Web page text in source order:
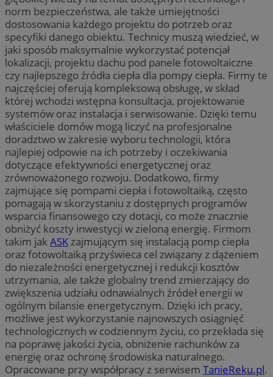
norm bezpieczeństwa, ale także umiejętności
dostosowania każdego projektu do potrzeb oraz
specyfiki danego obiektu. Technicy muszą wiedzieć, w
jaki sposób maksymalnie wykorzystać potencjał
lokalizacji, projektu dachu pod panele fotowoltaiczne
czy najlepszego źródła ciepła dla pompy ciepła. Firmy te
najczęściej oferują kompleksową obsługę, w skład
której wchodzi wstępna konsultacja, projektowanie
systemów oraz instalacja i serwisowanie. Dzięki temu
właściciele domów mogą liczyć na profesjonalne
doradztwo w zakresie wyboru technologii, która
najlepiej odpowie na ich potrzeby i oczekiwania
dotyczące efektywności energetycznej oraz
zrównoważonego rozwoju. Dodatkowo, firmy
zajmujące się pompami ciepła i fotowoltaiką, często
pomagają w skorzystaniu z dostępnych programów
wsparcia finansowego czy dotacji, co może znacznie
obniżyć koszty inwestycji w zieloną energię. Firmom
takim jakASKzajmującym się instalacją pomp ciepła
oraz fotowoltaiką przyświeca cel związany z dążeniem
do niezależności energetycznej i redukcji kosztów
utrzymania, ale także globalny trend zmierzający do
zwiększenia udziału odnawialnych źródeł energii w
ogólnym bilansie energetycznym. Dzięki ich pracy,
możliwe jest wykorzystanie najnowszych osiągnięć
technologicznych w codziennym życiu, co przekłada się
na poprawę jakości życia, obniżenie rachunków za
energię oraz ochronę środowiska naturalnego.
Opracowane przy współpracy z serwisem TanieReku.pl.